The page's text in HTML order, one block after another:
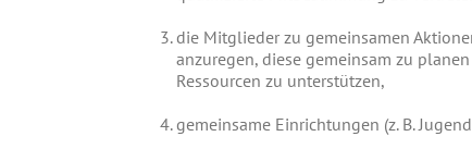
die Mitglieder zu gemeinsamen
anzuregen, diese gemeinsam zu
Ressourcen zu unterstützen,
gemeinsame Einrichtungen (z. B.